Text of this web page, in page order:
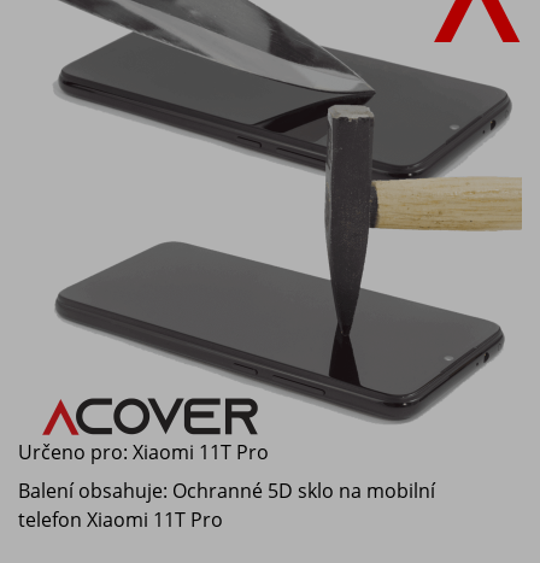
Určeno pro: Xiaomi 11T Pro
Balení obsahuje: Ochranné 5D sklo na mobilní
telefon Xiaomi 11T Pro